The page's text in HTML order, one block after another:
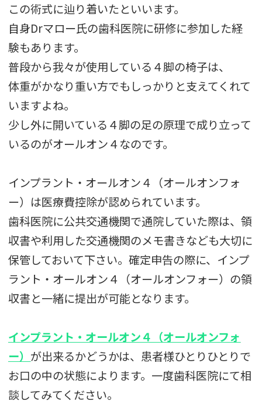
この術式に辿り着いたといいます。
自身Drマロー氏の歯科医院に研修に参加した経
験もあります。
普段から我々が使用している４脚の椅子は、
体重がかなり重い方でもしっかりと支えてくれて
いますよね。
少し外に開いている４脚の足の原理で成り立って
いるのがオールオン４なのです。
インプラント・オールオン４（オールオンフォ
ー）は医療費控除が認められています。
歯科医院に公共交通機関で通院していた際は、領
収書や利用した交通機関のメモ書きなども大切に
保管しておいて下さい。確定申告の際に、インプ
ラント・オールオン４（オールオンフォー）の領
収書と一緒に提出が可能となります。
インプラント・オールオン４（オールオンフォ
ー） が出来るかどうかは、患者様ひとりひとりで
お口の中の状態によります。一度歯科医院にて相
談してみてください。